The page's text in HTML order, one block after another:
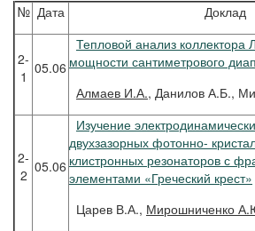
№ Дата Доклад
2-
1 05.06
Тепловой анализ коллектора
мощности сантиметрового
Алмаев И.А., Данилов А.Б.,
2-
2 05.06
Изучение
двухзазорных фотонно-
клистронных резонаторов с
элементами «Греческий крест»
Царев В.А., Мирошниченко